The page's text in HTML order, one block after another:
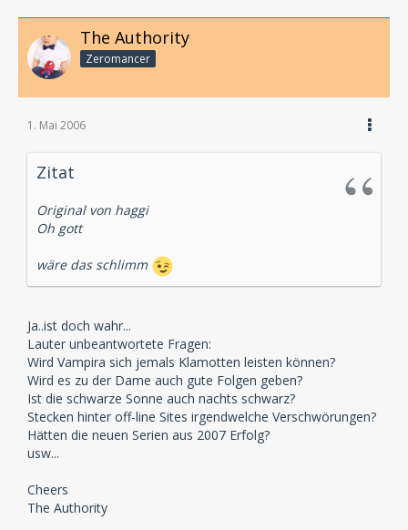
The Authority
Zeromancer
1. Mai 2006
Zitat
Original von haggi
Oh gott
wäre das schlimm
Ja..ist doch wahr...
Lauter unbeantwortete Fragen:
Wird Vampira sich jemals Klamotten leisten können?
Wird es zu der Dame auch gute Folgen geben?
Ist die schwarze Sonne auch nachts schwarz?
Stecken hinter off-line Sites irgendwelche Verschwörungen?
Hätten die neuen Serien aus 2007 Erfolg?
usw...
Cheers
The Authority